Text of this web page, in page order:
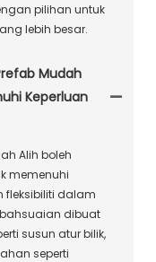
pilihan untuk
lebih besar.
Mudah
Keperluan
Alih boleh
memenuhi
fleksibiliti dalam
dibuat
susun atur bilik,
seperti